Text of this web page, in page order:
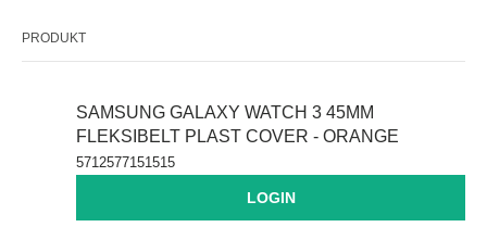
PRODUKT
SAMSUNG GALAXY WATCH 3 45MM
FLEKSIBELT PLAST COVER - ORANGE
5712577151515
LOGIN